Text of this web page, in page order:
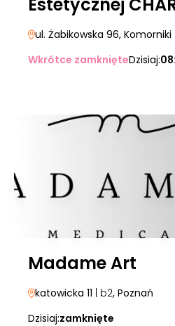
ul. Żabikowska 96, Komorniki
Wkrótce zamknięteDzisiaj:
Madame Art
katowicka 11 | b2, Poznań
Dzisiaj:zamknięte